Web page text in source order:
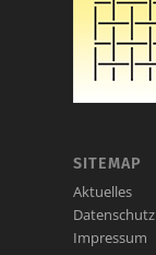
SITEMAP
Aktuelles
Datenschutz
Impressum